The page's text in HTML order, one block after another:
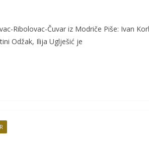
Ribolovac-Čuvar iz Modriče Piše: Ivan
Odžak, Ilija Uglješić je